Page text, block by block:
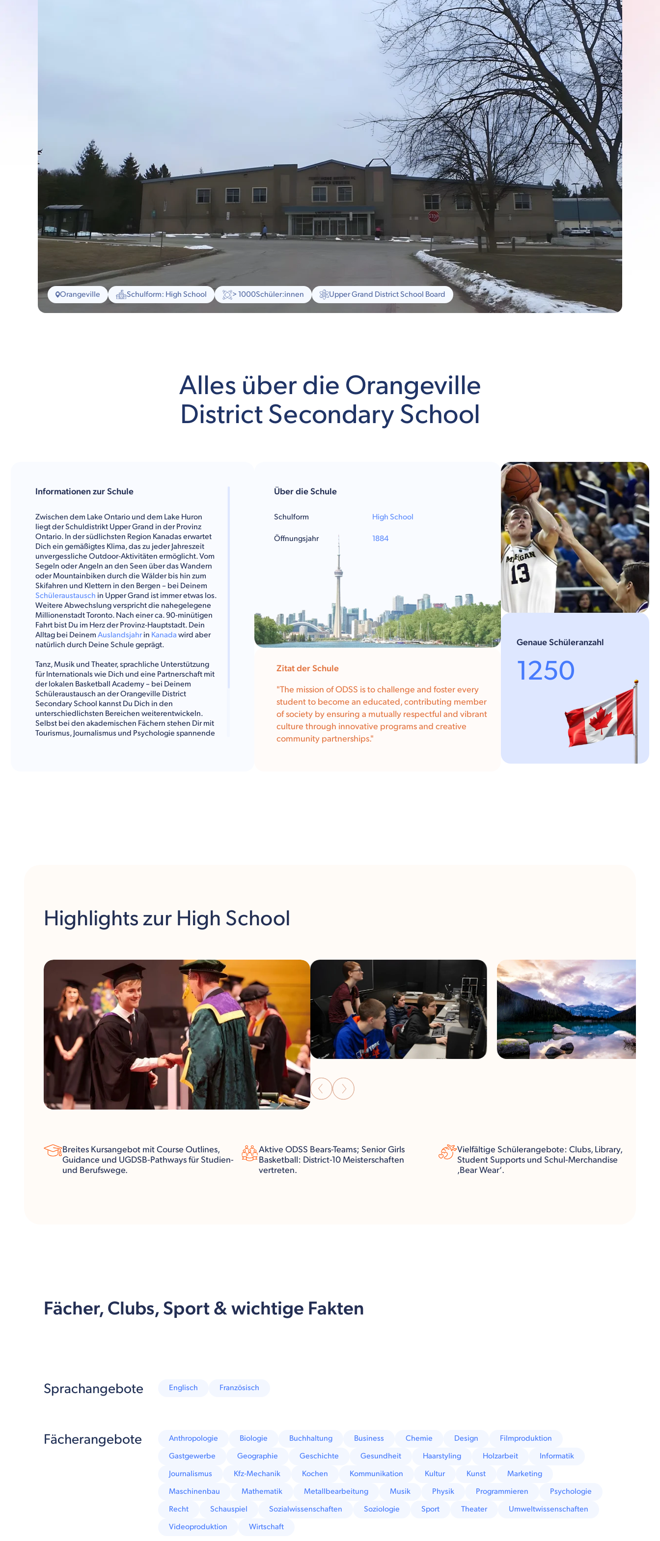
Orangeville Schulform: High School > 1000Schüler:innen Upper Grand District School Board
Alles über die Orangeville
District Secondary School
Informationen zur Schule
Zwischen dem Lake Ontario und dem Lake Huron
liegt der Schuldistrikt Upper Grand in der Provinz
Ontario. In der südlichsten Region Kanadas erwartet
Dich ein gemäßigtes Klima, das zu jeder Jahreszeit
unvergessliche Outdoor-Aktivitäten ermöglicht. Vom
Segeln oder Angeln an den Seen über das Wandern
oder Mountainbiken durch die Wälder bis hin zum
Skifahren und Klettern in den Bergen – bei Deinem
Schüleraustausch in Upper Grand ist immer etwas los.
Weitere Abwechslung verspricht die nahegelegene
Millionenstadt Toronto. Nach einer ca. 90-minütigen
Fahrt bist Du im Herz der Provinz-Hauptstadt. Dein
Alltag bei Deinem Auslandsjahrin Kanada wird aber
natürlich durch Deine Schule geprägt.
Tanz, Musik und Theater, sprachliche Unterstützung
für Internationals wie Dich und eine Partnerschaft mit
der lokalen Basketball Academy – bei Deinem
Schüleraustausch an der Orangeville District
Secondary School kannst Du Dich in den
unterschiedlichsten Bereichen weiterentwickeln.
Selbst bei den akademischen Fächern stehen Dir mit
Tourismus, Journalismus und Psychologie spannende
Über die Schule
Schulform
Öffnungsjahr
High School
1884
Zitat der Schule
"The mission of ODSS is to challenge and foster every
student to become an educated, contributing member
of society by ensuring a mutually respectful and vibrant
culture through innovative programs and creative
community partnerships."
Genaue Schüleranzahl
1250
Highlights zur High School
Breites Kursangebot mit Course Outlines,
Guidance und UGDSB-Pathways für Studien-
und Berufswege.
Aktive ODSS Bears-Teams; Senior Girls
Basketball: District-10 Meisterschaften
vertreten.
Vielfältige Schülerangebote: Clubs, Library,
Student Supports und Schul-Merchandise
‚Bear Wear‘.
Fächer, Clubs, Sport & wichtige Fakten
Sprachangebote Englisch Französisch
Fächerangebote Anthropologie Biologie Buchhaltung Business Chemie Design
Filmproduktion
Gastgewerbe
Geographie Geschichte Gesundheit Haarstyling Holzarbeit
Informatik
Journalismus
Kfz-Mechanik Kochen Kommunikation Kultur Kunst
Marketing
Maschinenbau
Mathematik Metallbearbeitung Musik Physik Programmieren
Psychologie
Recht
Schauspiel Sozialwissenschaften Soziologie Sport Theater
Umweltwissenschaften
Videoproduktion
Wirtschaft